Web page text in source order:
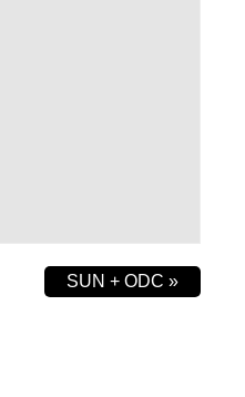
SUN + ODC »